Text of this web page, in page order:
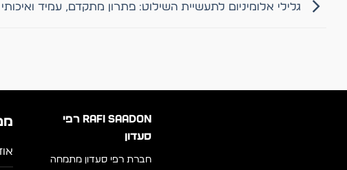
גלילי אלומיניום לתעשיית השילוט: פתרון מתקדם, עמיד ואיכותי
RAFI SAADON רפי
סעדון
חברת רפי סעדון מתמחה